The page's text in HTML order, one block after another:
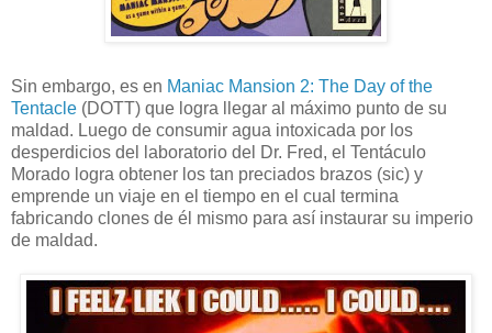
Sin embargo, es en Maniac Mansion 2: The Day of the
Tentacle (DOTT) que logra llegar al máximo punto de su
maldad. Luego de consumir agua intoxicada por los
desperdicios del laboratorio del Dr. Fred, el Tentáculo
Morado logra obtener los tan preciados brazos (sic) y
emprende un viaje en el tiempo en el cual termina
fabricando clones de él mismo para así instaurar su imperio
de maldad.